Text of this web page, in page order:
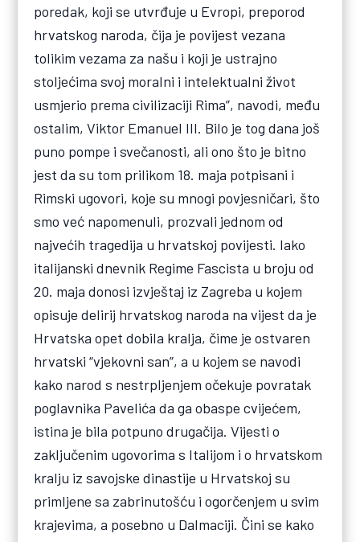
poredak, koji se utvrđuje u Evropi, preporod
hrvatskog naroda, čija je povijest vezana
tolikim vezama za našu i koji je ustrajno
stoljećima svoj moralni i intelektualni život
usmjerio prema civilizaciji Rima”, navodi, među
ostalim, Viktor Emanuel III. Bilo je tog dana još
puno pompe i svečanosti, ali ono što je bitno
jest da su tom prilikom 18. maja potpisani i
Rimski ugovori, koje su mnogi povjesničari, što
smo već napomenuli, prozvali jednom od
najvećih tragedija u hrvatskoj povijesti. Iako
italijanski dnevnik Regime Fascista u broju od
20. maja donosi izvještaj iz Zagreba u kojem
opisuje delirij hrvatskog naroda na vijest da je
Hrvatska opet dobila kralja, čime je ostvaren
hrvatski “vjekovni san”, a u kojem se navodi
kako narod s nestrpljenjem očekuje povratak
poglavnika Pavelića da ga obaspe cvijećem,
istina je bila potpuno drugačija. Vijesti o
zaključenim ugovorima s Italijom i o hrvatskom
kralju iz savojske dinastije u Hrvatskoj su
primljene sa zabrinutošću i ogorčenjem u svim
krajevima, a posebno u Dalmaciji. Čini se kako